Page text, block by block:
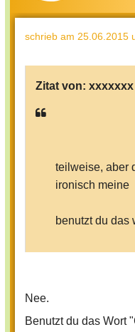
schrieb am 25.06.2015
Zitat von: xxxxxxx
teilweise, aber
ironisch meine
benutzt du das
Nee.
Benutzt du das Wort